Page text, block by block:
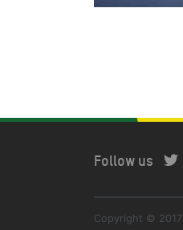
Follow us
Copyright © 2017